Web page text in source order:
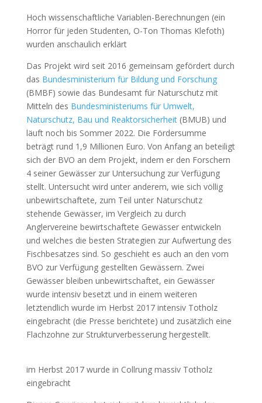
Hoch wissenschaftliche Variablen-Berechnungen (ein
Horror für jeden Studenten, O-Ton Thomas Klefoth)
wurden anschaulich erklärt
Das Projekt wird seit 2016 gemeinsam gefördert durch
das Bundesministerium für Bildung und Forschung
(BMBF) sowie das Bundesamt für Naturschutz mit
Mitteln des Bundesministeriums für Umwelt,
Naturschutz, Bau und Reaktorsicherheit(BMUB) und
läuft noch bis Sommer 2022. Die Fördersumme
beträgt rund 1,9 Millionen Euro. Von Anfang an beteiligt
sich der BVO an dem Projekt, indem er den Forschern
4 seiner Gewässer zur Untersuchung zur Verfügung
stellt. Untersucht wird unter anderem, wie sich völlig
unbewirtschaftete, zum Teil unter Naturschutz
stehende Gewässer, im Vergleich zu durch
Anglervereine bewirtschaftete Gewässer entwickeln
und welches die besten Strategien zur Aufwertung des
Fischbesatzes sind. So geschieht es auch an den vom
BVO zur Verfügung gestellten Gewässern. Zwei
Gewässer bleiben unbewirtschaftet, ein Gewässer
wurde intensiv besetzt und in einem weiteren
letztendlich wurde im Herbst 2017 intensiv Totholz
eingebracht (die Presse berichtete) und zusätzlich eine
Flachzohne zur Strukturverbesserung hergestellt.
im Herbst 2017 wurde in Collrung massiv Totholz
eingebracht